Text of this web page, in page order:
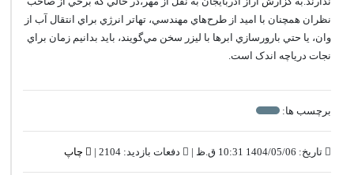
نظران همچنان با اميد از طرح‌هاي مهندسي، تهاتر انرژي براي انتقال آب از
وان، يا حتي بارورسازي ابرها با ليزر سخن مي‌گويند، بايد بدانيم زمان براي
نجات درياچه اندک است.
برچسب ها:
تاریخ: 1404/05/06 10:31 ق.ظ | دفعات بازدید: 2104 | چاپ